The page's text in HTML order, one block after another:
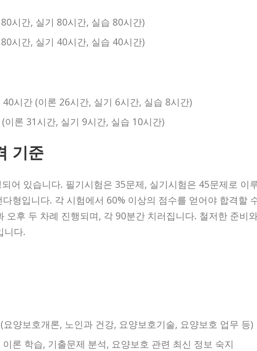
시간, 실기 80시간, 실습 80시간)
시간, 실기 40시간, 실습 40시간)
시간 (이론 26시간, 실기 6시간, 실습 8시간)
이론 31시간, 실기 9시간, 실습 10시간)
기준
어 있습니다. 필기시험은 35문제, 실기시험은 45문제로 이
형입니다. 각 시험에서 60% 이상의 점수를 얻어야 합격할
오후 두 차례 진행되며, 각 90분간 치러집니다. 철저한 준비
니다.
양보호개론, 노인과 건강, 요양보호기술, 요양보호 업무 등)
론 학습, 기출문제 분석, 요양보호 관련 최신 정보 숙지